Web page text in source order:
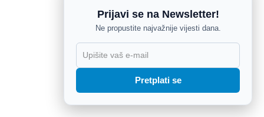
Prijavi se na Newsletter!
Ne propustite najvažnije vijesti dana.
Pretplati se